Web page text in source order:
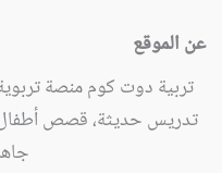
عن الموقع
تربية دوت كوم منصة
تدريس حديثة، قصص